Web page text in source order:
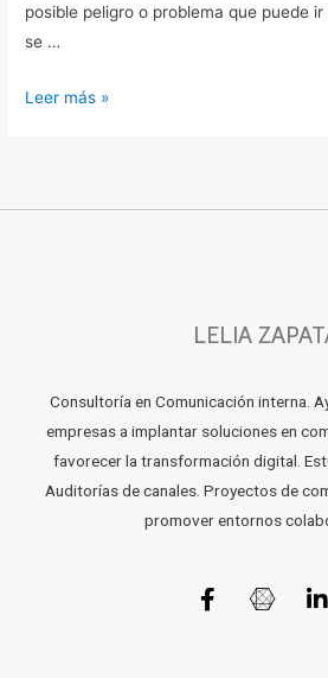
posible peligro o problema que puede
se …
Leer más »
LELIA
Consultoría en Comunicación interna.
empresas a implantar soluciones en
favorecer la transformación digital.
Auditorías de canales. Proyectos de
promover entornos